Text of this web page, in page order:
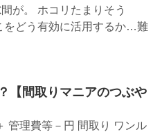
が。 ホコリたまりそう
をどう有効に活用するか…難
【間取りマニアのつぶや
管理費等－円 間取り ワンル